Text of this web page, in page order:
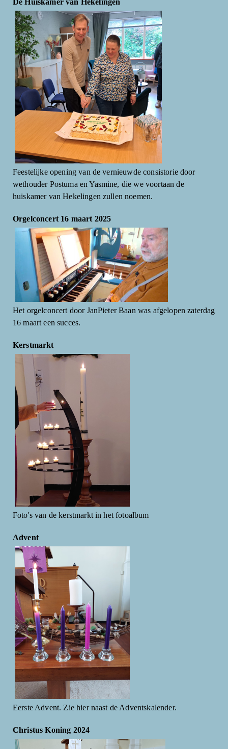
De Huiskamer van Hekelingen
Feestelijke opening van de vernieuwde consistorie door
wethouder Postuma en Yasmine, die we voortaan de
huiskamer van Hekelingen zullen noemen.
Orgelconcert 16 maart 2025
Het orgelconcert door JanPieter Baan was afgelopen zaterdag
16 maart een succes.
Kerstmarkt
Foto's van de kerstmarkt in het fotoalbum
Advent
Eerste Advent. Zie hier naast de Adventskalender.
Christus Koning 2024